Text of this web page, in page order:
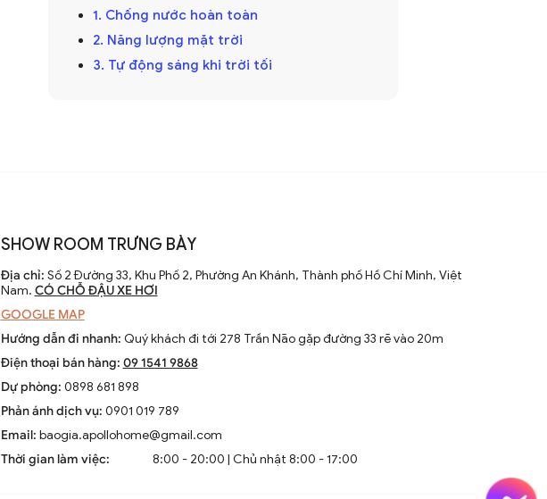
1. Chống nước hoàn toàn
2. Năng lượng mặt trời
3. Tự động sáng khi trời tối
SHOW ROOM TRƯNG BÀY
Địa chỉ: Số 2 Đường 33, Khu Phố 2, Phường An Khánh, Thành phố Hồ Chí Minh, Việt
Nam. CÓ CHỖ ĐẬU XE HƠI
GOOGLE MAP
Hướng dẫn đi nhanh: Quý khách đi tới 278 Trần Não gặp đường 33 rẽ vào 20m
Điện thoại bán hàng: 09 1541 9868
Dự phòng: 0898 681 898
Phản ánh dịch vụ: 0901 019 789
Email: baogia.apollohome@gmail.com
Thời gian làm việc:
8:00 - 20:00 | Chủ nhật 8:00 - 17:00